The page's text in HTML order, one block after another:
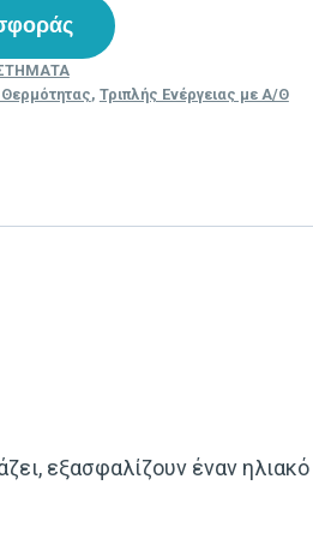
Θερμότητας, Τριπλής Ενέργειας με Α/Θ
εξασφαλίζουν έναν